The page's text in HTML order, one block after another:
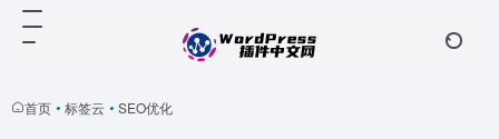
首页 • 标签云 • SEO优化